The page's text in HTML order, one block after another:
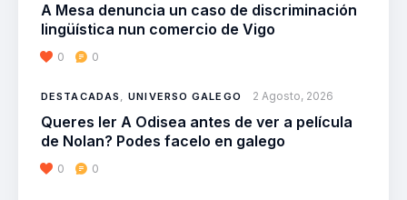
A Mesa denuncia un caso de discriminación
lingüística nun comercio de Vigo
0 0
DESTACADAS ,UNIVERSO GALEGO 2 Agosto, 2026
Queres ler A Odisea antes de ver a película
de Nolan? Podes facelo en galego
0 0